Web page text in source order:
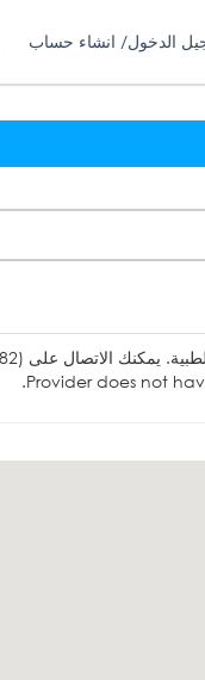
الدخول/ انشاء حساب
على (70/841582) لتحديد موعد!
Provider does not